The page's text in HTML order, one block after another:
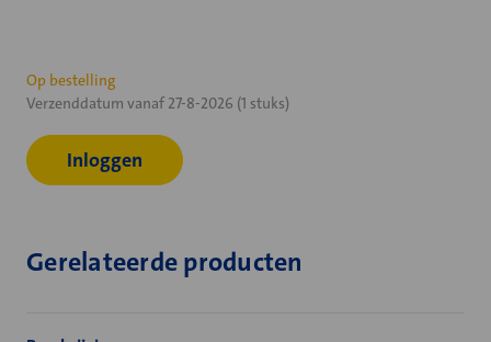
Huidige
voorraad:
Op bestelling
Verzenddatum vanaf 27-8-2026 (1 stuks)
Inloggen
Gerelateerde producten